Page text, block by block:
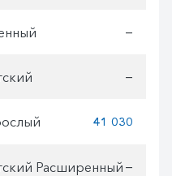
—
—
41 030
Расширенный —